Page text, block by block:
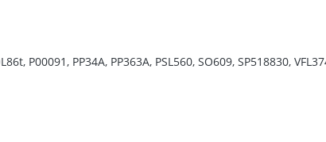
P00091, PP34A, PP363A, PSL560, SO609, SP518830,